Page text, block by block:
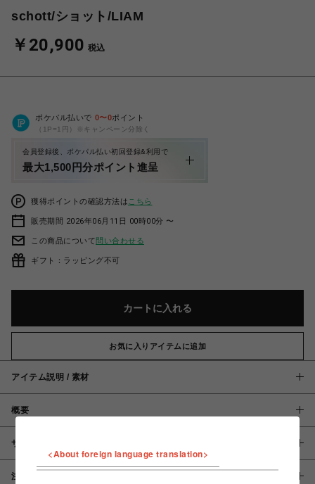
schott/ショット/LIAM
￥20,900 税込
ポケパル払いで 0〜0ポイント
（1P=1円）※キャンペーン分除く
会員登録後、ポケパル払い初回登録&利用で
最大1,500円分ポイント進呈
獲得ポイントの確認方法は こちら
販売期間 2026年06月11日 00時00分 〜
この商品について問い合わせる
ギフト：ラッピング不可
カートに入れる
お気に入りアイテムに追加
アイテム説明 / 素材
概要
サイズ
注意事項
<About foreign language translation>